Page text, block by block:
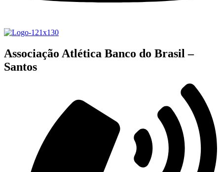
Associação Atlética Banco do Brasil –
Santos